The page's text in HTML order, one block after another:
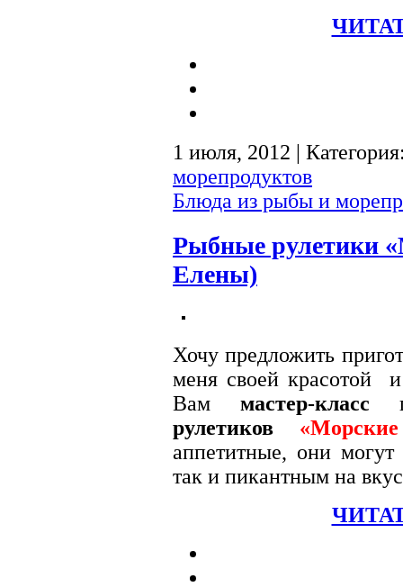
1 июля, 2012 |
морепродуктов
Блюда из рыбы и
Рыбные рулетики
Елены)
Хочу предложить
меня своей красотой
Вам мастер-класс
рулетиков
аппетитные, они могут
так и пикантным на